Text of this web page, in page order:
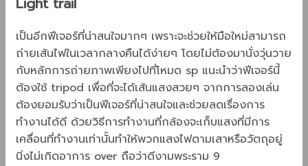
เป็นอีกฟีเจอร์ที่น่าสนใจมากๆ เพราะจะช่วยให้มือใหม่สามารถ
ถ่ายเส้นไฟในเวลากลางคืนได้ง่ายๆ โดยไม่ต้องมานั่งวุ่นวาย
กับหลักการถ่ายภาพเพียงไปที่โหมด sp แนะนำว่าฟีเจอร์นี้
ต้องใช้ tripod เพื่อที่จะได้เส้นแสงสวยๆ จากการลองเล่น
ต้องยอมรับว่าเป็นฟีเจอร์ที่น่าสนใจและช่วยลดเรื่องการ
ทำงานได้ดี ด้วยวิธีการทำงานที่กล้องจะเก็บแสงที่มีการ
เคลื่อนที่ทำงานเท่านั้นทำให้พวกแสงไฟตามเสาหรือวัตถุอยู่
นิ่งไม่เกิดอาการ over ถือว่าดีงามพระราม 9